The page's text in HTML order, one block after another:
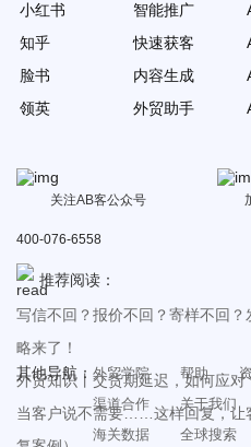
小红书
知乎
脸书
领英
智能推广
快速获客
内容生成
外贸助手
关注AB客公众号
400-076-6558
推荐阅读：
写信不回？报价不回？寄样不回
略来了！
外贸知识丨交货期延迟，如何应
当客户说不需要……这样回复，让
其他导航： 外贸学院 帮助
渠道合作
关于我们
海关数据
全球搜索